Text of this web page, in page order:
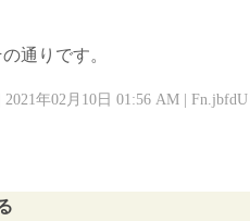
通りです。
2021年02月10日 01:56 AM |